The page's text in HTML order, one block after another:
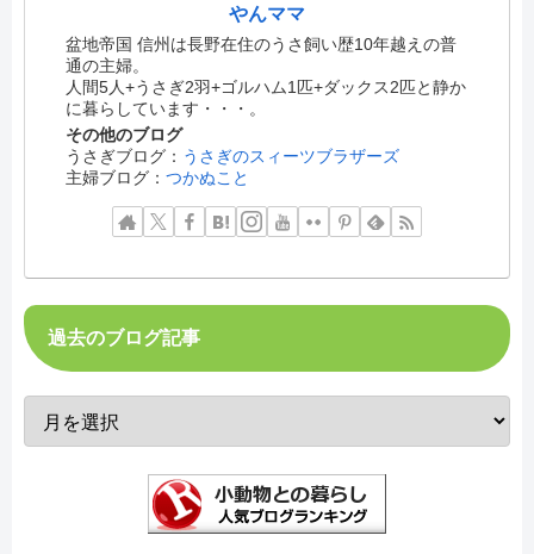
やんママ
盆地帝国 信州は長野在住のうさ飼い歴10年越えの普
通の主婦。
人間5人+うさぎ2羽+ゴルハム1匹+ダックス2匹と静か
に暮らしています・・・。
その他のブログ
うさぎブログ： うさぎのスィーツブラザーズ
主婦ブログ：つかぬこと
過去のブログ記事